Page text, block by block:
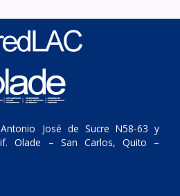
José de Sucre N58-63 y
Olade – San Carlos, Quito –